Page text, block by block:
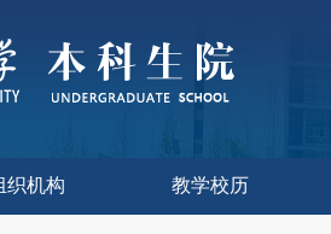
织机构 教学校历